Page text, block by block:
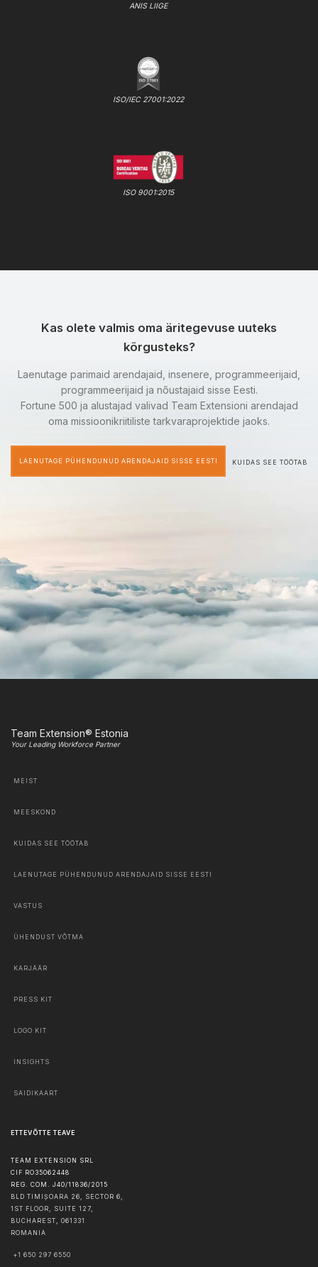
ANIS LIIGE
ISO/IEC 27001:2022
ISO 9001:2015
Kas olete valmis oma äritegevuse uuteks
kõrgusteks?
Laenutage parimaid arendajaid, insenere, programmeerijaid,
programmeerijaid ja nõustajaid sisse Eesti.
Fortune 500 ja alustajad valivad Team Extensioni arendajad
oma missioonikriitiliste tarkvaraprojektide jaoks.
LAENUTAGE PÜHENDUNUD ARENDAJAID SISSE EESTI KUIDAS SEE TÖÖTAB
Team Extension® Estonia
Your Leading Workforce Partner
MEIST
MEESKOND
KUIDAS SEE TÖÖTAB
LAENUTAGE PÜHENDUNUD ARENDAJAID SISSE EESTI
VASTUS
ÜHENDUST VÕTMA
KARJÄÄR
PRESS KIT
LOGO KIT
INSIGHTS
SAIDIKAART
ETTEVÕTTE TEAVE
TEAM EXTENSION SRL
CIF RO35062448
REG. COM. J40/11836/2015
BLD TIMIȘOARA 26, SECTOR 6,
1ST FLOOR, SUITE 127,
BUCHAREST, 061331
ROMANIA
+1 650 297 6550